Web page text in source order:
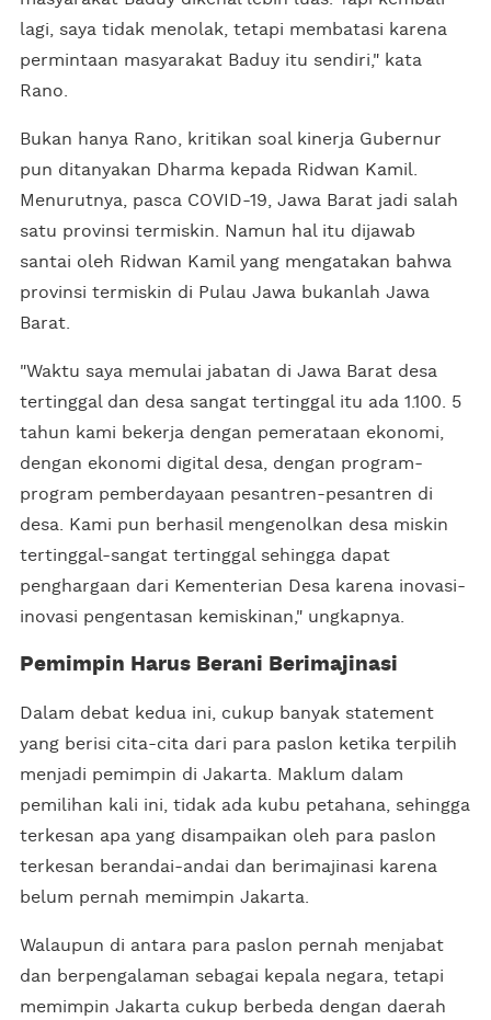
lagi, saya tidak menolak, tetapi membatasi karena
permintaan masyarakat Baduy itu sendiri," kata
Rano.
Bukan hanya Rano, kritikan soal kinerja Gubernur
pun ditanyakan Dharma kepada Ridwan Kamil.
Menurutnya, pasca COVID-19, Jawa Barat jadi salah
satu provinsi termiskin. Namun hal itu dijawab
santai oleh Ridwan Kamil yang mengatakan bahwa
provinsi termiskin di Pulau Jawa bukanlah Jawa
Barat.
"Waktu saya memulai jabatan di Jawa Barat desa
tertinggal dan desa sangat tertinggal itu ada 1.100. 5
tahun kami bekerja dengan pemerataan ekonomi,
dengan ekonomi digital desa, dengan program-
program pemberdayaan pesantren-pesantren di
desa. Kami pun berhasil mengenolkan desa miskin
tertinggal-sangat tertinggal sehingga dapat
penghargaan dari Kementerian Desa karena inovasi-
inovasi pengentasan kemiskinan," ungkapnya.
Pemimpin Harus Berani Berimajinasi
Dalam debat kedua ini, cukup banyak statement
yang berisi cita-cita dari para paslon ketika terpilih
menjadi pemimpin di Jakarta. Maklum dalam
pemilihan kali ini, tidak ada kubu petahana, sehingga
terkesan apa yang disampaikan oleh para paslon
terkesan berandai-andai dan berimajinasi karena
belum pernah memimpin Jakarta.
Walaupun di antara para paslon pernah menjabat
dan berpengalaman sebagai kepala negara, tetapi
memimpin Jakarta cukup berbeda dengan daerah